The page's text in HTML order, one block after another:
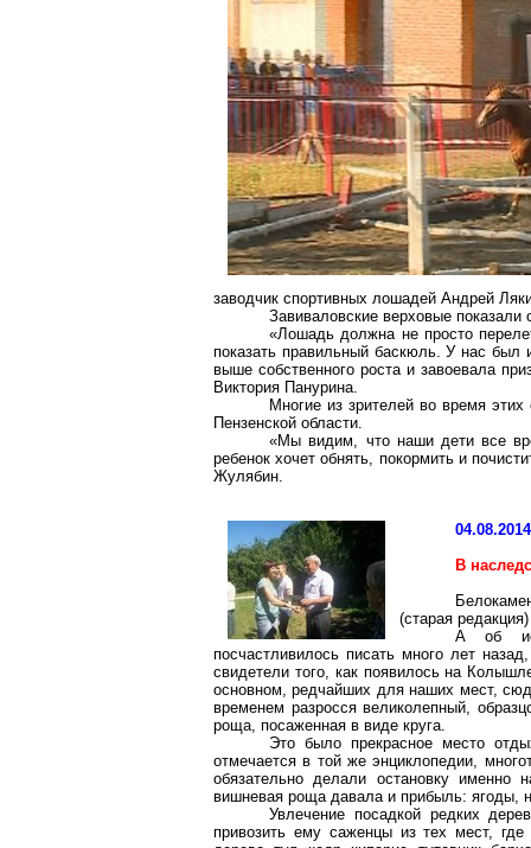
заводчик спортивных лошадей Андрей
Завиваловские верховые показали
«Лошадь должна не просто
показать правильный баскюль. У нас был
выше собственного роста и завоевала
Виктория Панурина.
Многие из зрителей во время этих
Пензенской области.
«Мы видим, что наши дети все
ребенок хочет обнять, покормить и
Жулябин.
04.08.2014
В
(старая
А об
посчастливилось писать много лет
свидетели того, как появилось на
основном, редчайших для наших мест,
временем разросся великолепный,
роща, посаженная в виде круга.
Это было прекрасное место
отмечается в той же энциклопедии,
обязательно делали остановку именно
вишневая роща давала и прибыль: ягоды,
Увлечение посадкой редких
привозить ему саженцы из тех мест,